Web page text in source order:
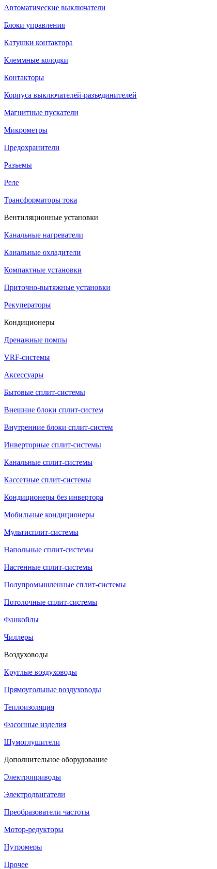
Автоматические выключатели
Блоки управления
Катушки контактора
Клеммные колодки
Контакторы
Корпуса выключателей-разъединителей
Магнитные пускатели
Микрометры
Предохранители
Разъемы
Реле
Трансформаторы тока
Вентиляционные установки
Канальные нагреватели
Канальные охладители
Компактные установки
Приточно-вытяжные установки
Рекуператоры
Кондиционеры
Дренажные помпы
VRF-системы
Аксессуары
Бытовые сплит-системы
Внешние блоки сплит-систем
Внутренние блоки сплит-систем
Инверторные сплит-системы
Канальные сплит-системы
Кассетные сплит-системы
Кондиционеры без инвертора
Мобильные кондиционеры
Мультисплит-системы
Напольные сплит-системы
Настенные сплит-системы
Полупромышленные сплит-системы
Потолочные сплит-системы
Фанкойлы
Чиллеры
Воздуховоды
Круглые воздуховоды
Прямоугольные воздуховоды
Теплоизоляция
Фасонные изделия
Шумоглушители
Дополнительное оборудование
Электроприводы
Электродвигатели
Преобразователи частоты
Мотор-редукторы
Нутромеры
Прочее